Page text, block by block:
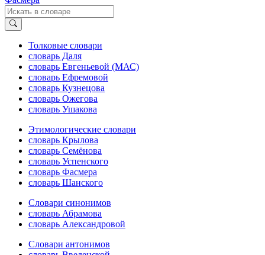
Толковые словари
словарь Даля
словарь Евгеньевой (МАС)
словарь Ефремовой
словарь Кузнецова
словарь Ожегова
словарь Ушакова
Этимологические словари
словарь Крылова
словарь Семёнова
словарь Успенского
словарь Фасмера
словарь Шанского
Словари синонимов
словарь Абрамова
словарь Александровой
Словари антонимов